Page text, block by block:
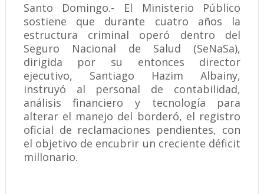
Santo Domingo.- El Ministerio Público
sostiene que durante cuatro años la
estructura criminal operó dentro del
Seguro Nacional de Salud (SeNaSa),
dirigida por su entonces director
ejecutivo, Santiago Hazim Albainy,
instruyó al personal de contabilidad,
análisis financiero y tecnología para
alterar el manejo del borderó, el registro
oficial de reclamaciones pendientes, con
el objetivo de encubrir un creciente déficit
millonario.